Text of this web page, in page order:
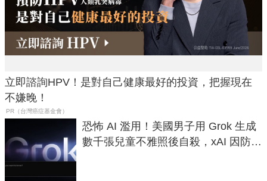
立即諮詢HPV！是對自己健康最好的投資，把握現在
不嫌晚！
PR（台灣癌症基金會）
恐怖 AI 濫用！美國男子用 Grok 生成
數千張兒童不雅照後自殺，xAI 因防護